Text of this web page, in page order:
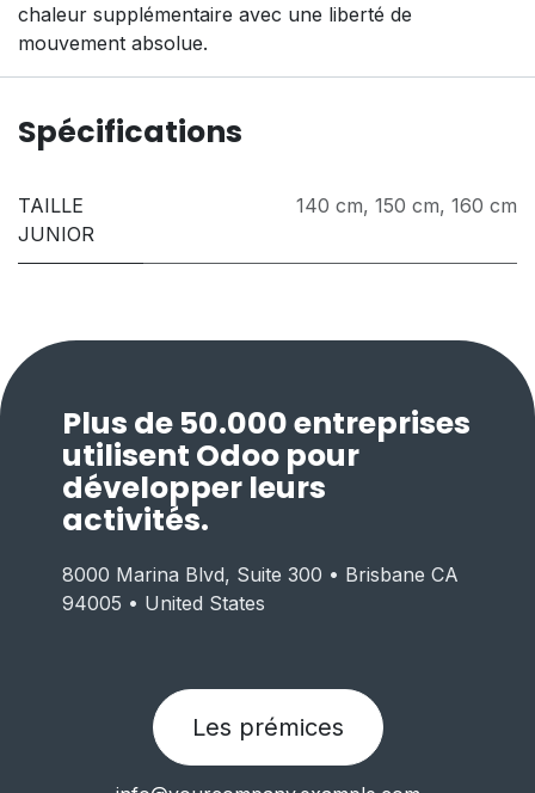
chaleur supplémentaire avec une liberté de
mouvement absolue.
Spécifications
TAILLE
JUNIOR
140 cm, 150 cm, 160 cm
Plus de 50.000 entreprises
utilisent Odoo pour
développer leurs
activités.
Les prémices
8000 Marina Blvd, Suite 300 • Brisbane CA
94005 • United States